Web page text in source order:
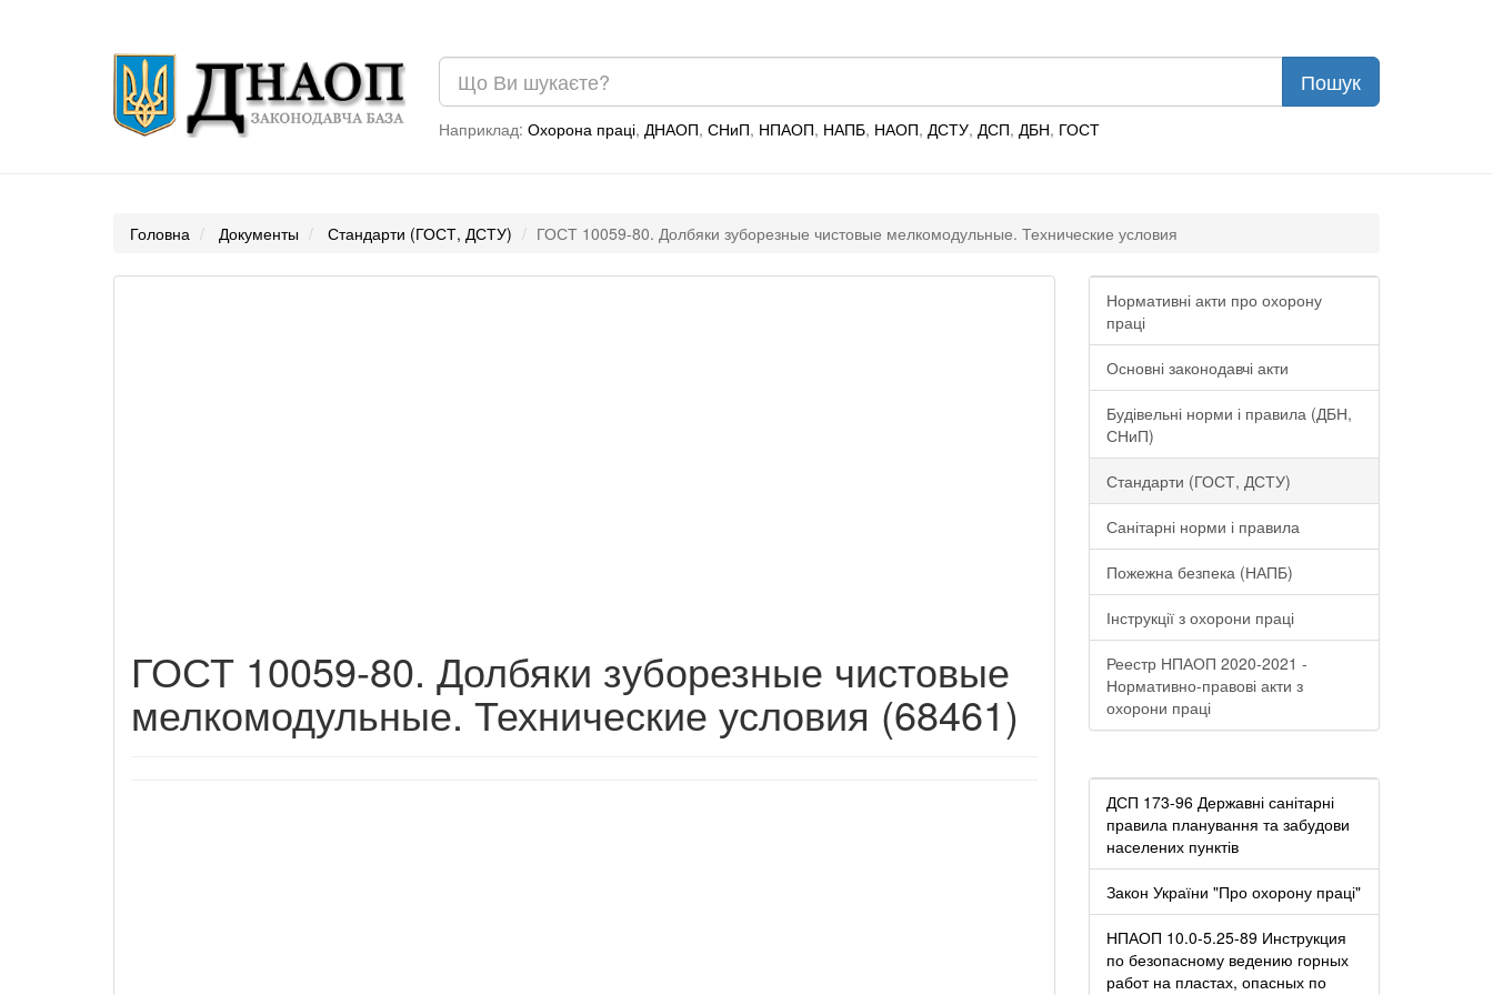
Наприклад: Охорона праці, ДНАОП, СНиП, НПАОП, НАПБ, НАОП, ДСТУ, ДСП, ДБН, ГОСТ
Головна Документы Стандарти (ГОСТ, ДСТУ) ГОСТ 10059-80. Долбяки зуборезные чистовые мелкомодульные. Технические условия
ГОСТ 10059-80. Долбяки зуборезные чистовые
мелкомодульные. Технические условия (68461)
Нормативні акти про охорону
праці
Основні законодавчі акти
Будівельні норми і правила (ДБН,
СНиП)
Стандарти (ГОСТ, ДСТУ)
Санітарні норми і правила
Пожежна безпека (НАПБ)
Інструкції з охорони праці
Реестр НПАОП 2020-2021 -
Нормативно-правові акти з
охорони праці
ДСП 173-96 Державні санітарні
правила планування та забудови
населених пунктів
Закон України "Про охорону праці"
НПАОП 10.0-5.25-89 Инструкция
по безопасному ведению горных
работ на пластах, опасных по